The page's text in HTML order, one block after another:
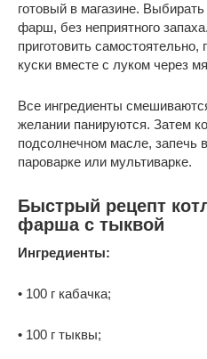
готовый в магазине.
фарш, без неприятного
приготовить
куски вместе с луком через
Все ингредиенты
желании панируются. Затем
подсолнечном масле, запечь
пароварке или мультиварке.
Быстрый рецепт
фарша с тыквой
Ингредиенты:
• 100 г кабачка;
• 100 г тыквы;